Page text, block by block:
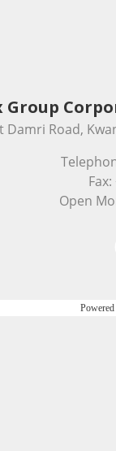
Group
Damri Road,
Open